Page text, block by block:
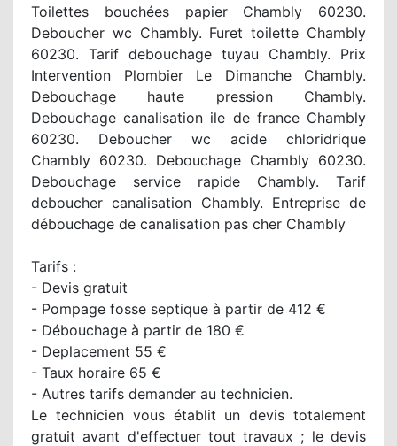
Toilettes bouchées papier Chambly 60230.
Deboucher wc Chambly. Furet toilette Chambly
60230. Tarif debouchage tuyau Chambly. Prix
Intervention Plombier Le Dimanche Chambly.
Debouchage haute pression Chambly.
Debouchage canalisation ile de france Chambly
60230. Deboucher wc acide chloridrique
Chambly 60230. Debouchage Chambly 60230.
Debouchage service rapide Chambly. Tarif
deboucher canalisation Chambly. Entreprise de
débouchage de canalisation pas cher Chambly
Tarifs :
- Devis gratuit
- Pompage fosse septique à partir de 412 €
- Débouchage à partir de 180 €
- Deplacement 55 €
- Taux horaire 65 €
- Autres tarifs demander au technicien.
Le technicien vous établit un devis totalement
gratuit avant d'effectuer tout travaux ; le devis